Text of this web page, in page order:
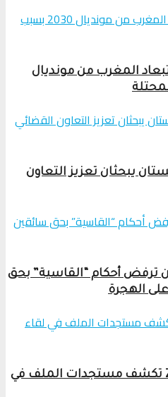
المغرب من مونديال
يبحثان تعزيز التعاون
ترفض أحكام “القاسية” بحق
الهجرة
عائلات معتقلي حراك جيل Z تكشف مستجدات الملف في